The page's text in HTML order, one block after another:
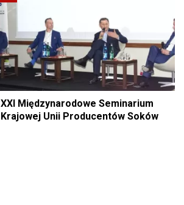
XXI Międzynarodowe Seminarium
Krajowej Unii Producentów Soków